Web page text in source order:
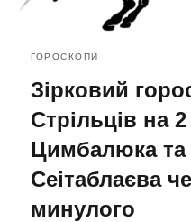
ГОРОСКОПИ
Зірковий
Стрільців на
Цимбалюка та
Сеітаблаєва
минулого